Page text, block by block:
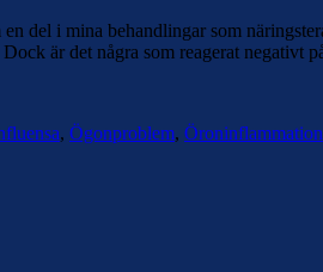
del i mina behandlingar som
är det några som reagerat negativt
, Ögonproblem, Öroninflammation